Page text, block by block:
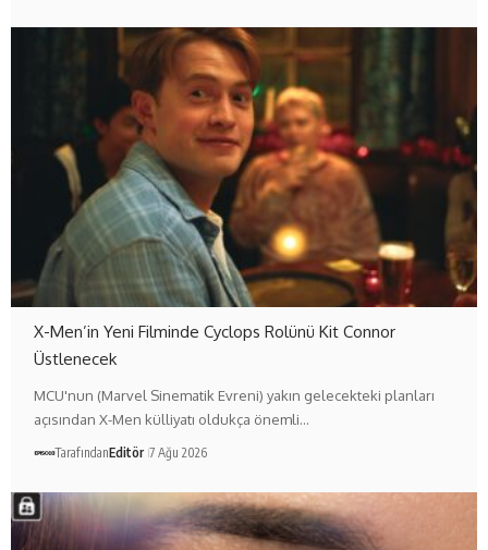
X-Men’in Yeni Filminde Cyclops Rolünü Kit Connor
Üstlenecek
MCU'nun (Marvel Sinematik Evreni) yakın gelecekteki planları
açısından X-Men külliyatı oldukça önemli…
TarafındanEditör 7 Ağu 2026